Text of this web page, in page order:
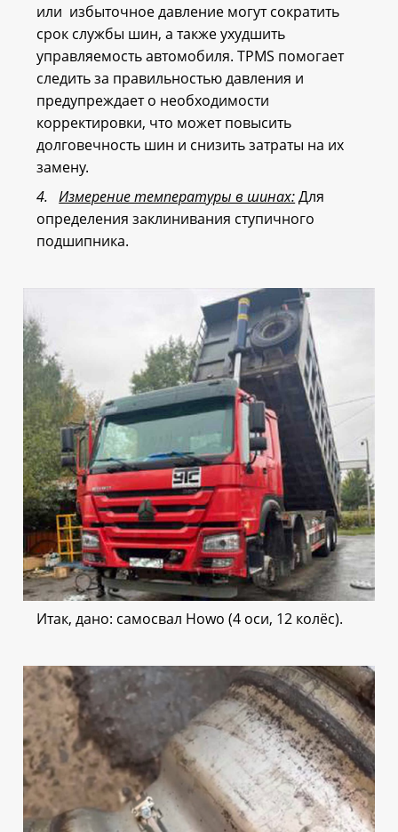
или избыточное давление могут сократить
срок службы шин, а также ухудшить
управляемость автомобиля. TPMS помогает
следить за правильностью давления и
предупреждает о необходимости
корректировки, что может повысить
долговечность шин и снизить затраты на их
замену.
4.Измерение температуры в шинах:Для
определения заклинивания ступичного
подшипника.
Итак, дано: самосвал Howo (4 оси, 12 колёс).